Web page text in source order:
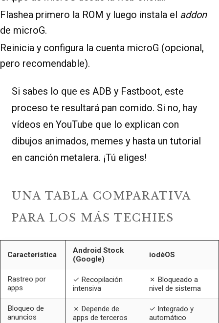
Flashea primero la ROM y luego instala el addon
de microG.
Reinicia y configura la cuenta microG (opcional,
pero recomendable).
Si sabes lo que es ADB y Fastboot, este
proceso te resultará pan comido. Si no, hay
vídeos en YouTube que lo explican con
dibujos animados, memes y hasta un tutorial
en canción metalera. ¡Tú eliges!
UNA TABLA COMPARATIVA
PARA LOS MÁS TECHIES
Característica
Android Stock
(Google)
iodéOS
Rastreo por
apps
✓ Recopilación
intensiva
✗ Bloqueado a
nivel de sistema
Bloqueo de
anuncios
✗ Depende de
apps de terceros
✓ Integrado y
automático